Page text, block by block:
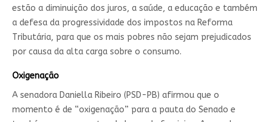
estão a diminuição dos juros, a saúde, a educação e também
a defesa da progressividade dos impostos na Reforma
Tributária, para que os mais pobres não sejam prejudicados
por causa da alta carga sobre o consumo.
Oxigenação
A senadora Daniella Ribeiro (PSD-PB) afirmou que o
momento é de “oxigenação” para a pauta do Senado e